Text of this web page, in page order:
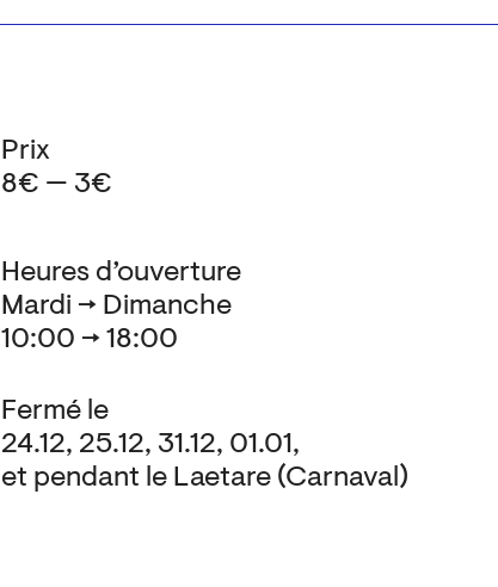
Heures d’ouverture
Mardi → Dimanche
10:00 → 18:00
Fermé le
24.12, 25.12, 31.12, 01.01,
et pendant le Laetare (Carnaval)
Prix
8€ — 3€